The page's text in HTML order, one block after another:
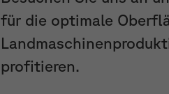
für die optimale
profitieren.